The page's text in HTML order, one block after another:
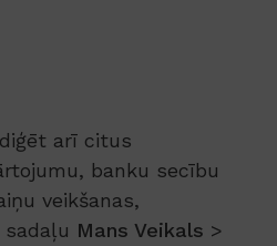
arī citus
banku secību
veikšanas,
Mans Veikals >